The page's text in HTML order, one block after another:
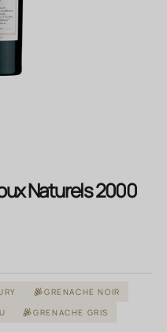
Naturels 2000
GRENACHE NOIR
GRENACHE GRIS